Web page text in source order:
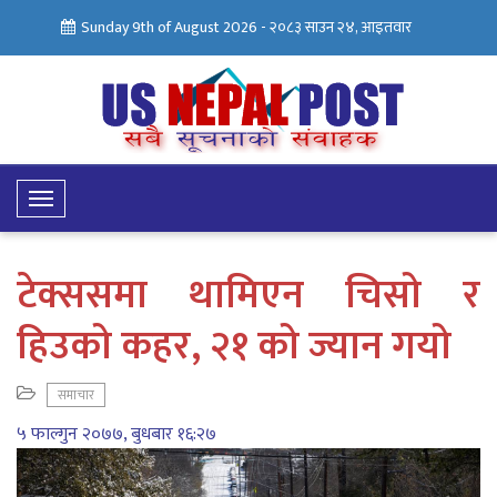
Sunday 9th of August 2026 -२०८३ साउन २४, आइतवार
Toggle
Navigation
टेक्ससमा थामिएन चिसो र
हिउको कहर, २१ को ज्यान गयो
समाचार
५ फाल्गुन २०७७, बुधबार १६:२७